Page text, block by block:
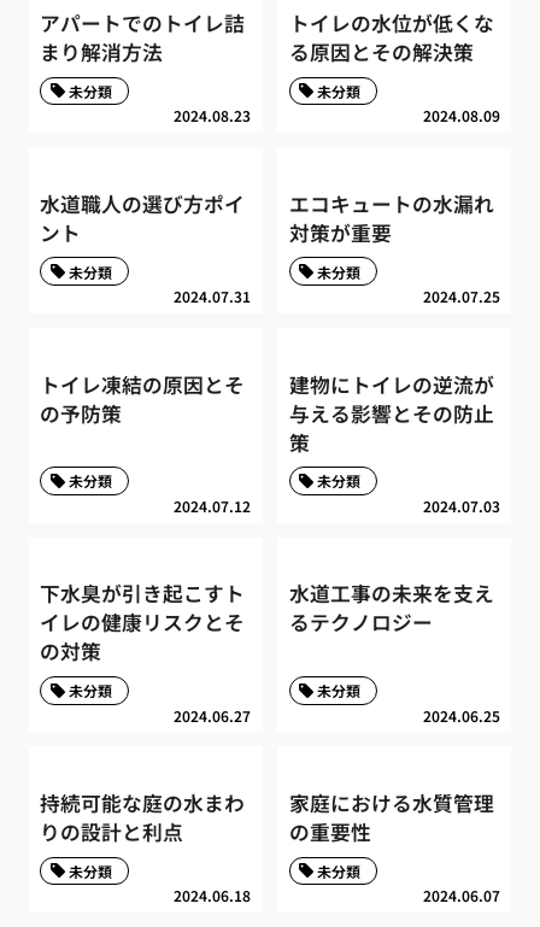
アパートでのトイレ詰
まり解消方法
2024.08.23
未分類
トイレの水位が低くな
る原因とその解決策
2024.08.09
未分類
水道職人の選び方ポイ
ント
2024.07.31
未分類
エコキュートの水漏れ
対策が重要
2024.07.25
未分類
トイレ凍結の原因とそ
の予防策
2024.07.12
未分類
建物にトイレの逆流が
与える影響とその防止
策
2024.07.03
未分類
下水臭が引き起こすト
イレの健康リスクとそ
の対策
2024.06.27
未分類
水道工事の未来を支え
るテクノロジー
2024.06.25
未分類
持続可能な庭の水まわ
りの設計と利点
2024.06.18
未分類
家庭における水質管理
の重要性
2024.06.07
未分類